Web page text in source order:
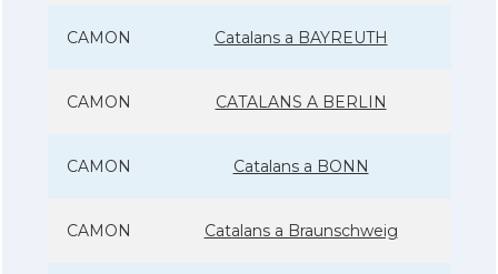
CAMON Catalans a BAYREUTH
CAMON CATALANS A BERLIN
CAMON Catalans a BONN
CAMON Catalans a Braunschweig